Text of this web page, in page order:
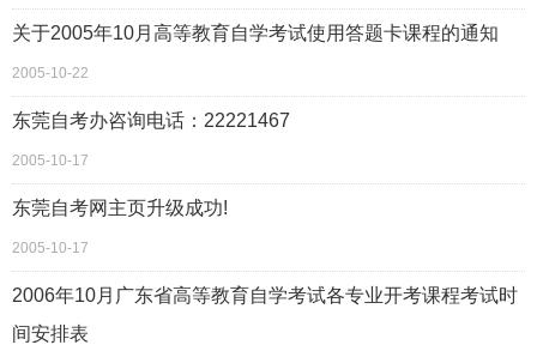
关于2005年10月高等教育自学考试使用答题卡课程的通知
2005-10-22
东莞自考办咨询电话：22221467
2005-10-17
东莞自考网主页升级成功!
2005-10-17
2006年10月广东省高等教育自学考试各专业开考课程考试时
间安排表